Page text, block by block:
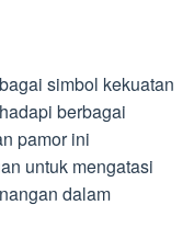
simbol kekuatan
berbagai
pamor ini
untuk mengatasi
dalam